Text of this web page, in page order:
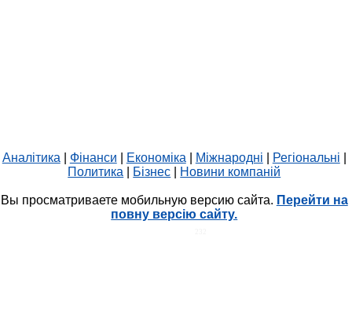
Аналітика Фінанси Економіка Міжнародні Регіональні
Политика
Бізнес Новини компаній
Вы просматриваете мобильную версию сайта. Перейти на
повну версію сайту.